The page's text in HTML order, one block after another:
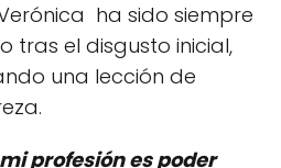
ha sido siempre
tras el disgusto inicial,
una lección de
profesión es poder